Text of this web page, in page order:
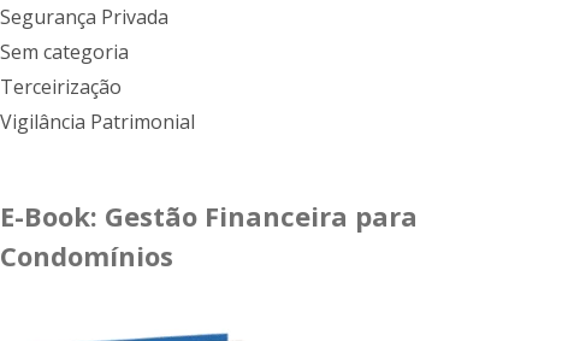
Segurança Privada
Sem categoria
Terceirização
Vigilância Patrimonial
E-Book: Gestão Financeira para
Condomínios